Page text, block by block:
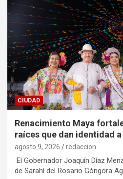
CIUDAD
Renacimiento Maya
raíces que dan identidad
agosto 9, 2026 redaccion
El Gobernador Joaquín Díaz
de Sarahí del Rosario Góngora